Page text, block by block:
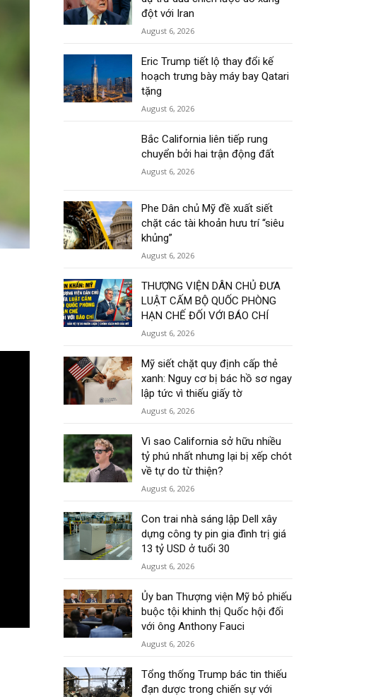
đột với Iran
August 6, 2026
Eric Trump tiết lộ thay đổi kế
hoạch trưng bày máy bay Qatari
tặng
August 6, 2026
Bắc California liên tiếp rung
chuyển bởi hai trận động đất
August 6, 2026
Phe Dân chủ Mỹ đề xuất siết
chặt các tài khoản hưu trí “siêu
khủng”
August 6, 2026
THƯỢNG VIỆN DÂN CHỦ ĐƯA
LUẬT CẤM BỘ QUỐC PHÒNG
HẠN CHẾ ĐỐI VỚI BÁO CHÍ
August 6, 2026
Mỹ siết chặt quy định cấp thẻ
xanh: Nguy cơ bị bác hồ sơ ngay
lập tức vì thiếu giấy tờ
August 6, 2026
Vì sao California sở hữu nhiều
tỷ phú nhất nhưng lại bị xếp chót
về tự do từ thiện?
August 6, 2026
Con trai nhà sáng lập Dell xây
dựng công ty pin gia đình trị giá
13 tỷ USD ở tuổi 30
August 6, 2026
Ủy ban Thượng viện Mỹ bỏ phiếu
buộc tội khinh thị Quốc hội đối
với ông Anthony Fauci
August 6, 2026
Tổng thống Trump bác tin thiếu
đạn dược trong chiến sự với